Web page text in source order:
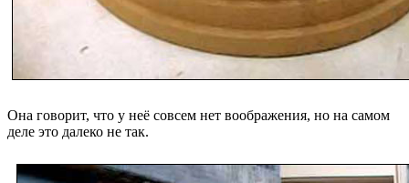
Она говорит, что у неё совсем нет воображения, но на самом
деле это далеко не так.